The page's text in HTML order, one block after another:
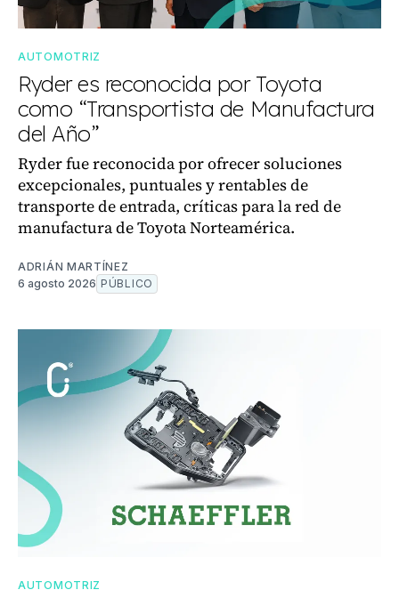
AUTOMOTRIZ
Ryder es reconocida por Toyota
como “Transportista de Manufactura
del Año”
Ryder fue reconocida por ofrecer soluciones
excepcionales, puntuales y rentables de
transporte de entrada, críticas para la red de
manufactura de Toyota Norteamérica.
ADRIÁN MARTÍNEZ
6 agosto 2026 PÚBLICO
AUTOMOTRIZ